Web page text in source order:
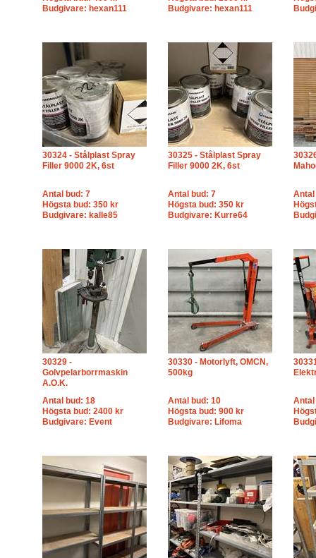
Budgivare: hexan111
Budgivare: hexan111
30324 - Stålplast Spray
Filler 9000 2K, 6st
Antal bud: 7
Högsta bud: 350 kr
Budgivare: kalle85
30325 - Stålplast Spray
Filler 9000 2K, 6st
Antal bud: 7
Högsta bud: 350 kr
Budgivare: Kurre64
Antal
30329 -
Golvpelarborrmaskin
A.O.K.
Antal bud: 18
Högsta bud: 2400 kr
Budgivare: Event
30330 - Motorlyft, OMCN,
500kg
Antal bud: 10
Högsta bud: 900 kr
Budgivare: Lifoma
Antal